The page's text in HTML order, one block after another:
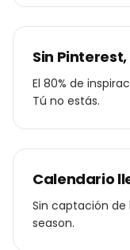
Sin
El 80% de
Tú no estás.
Calendario
Sin captación
season.